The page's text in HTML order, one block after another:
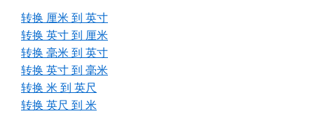
转换 厘米 到 英寸
转换 英寸 到 厘米
转换 毫米 到 英寸
转换 英寸 到 毫米
转换 米 到 英尺
转换 英尺 到 米